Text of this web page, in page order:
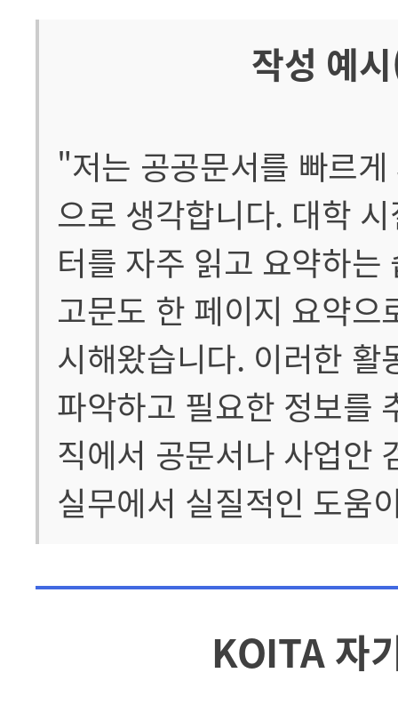
작성 예
"저는 공공문서를 빠르
으로 생각합니다. 대학
터를 자주 읽고 요약하
고문도 한 페이지 요약
시해왔습니다. 이러한
파악하고 필요한 정보를
직에서 공문서나 사업안
실무에서 실질적인 도움
KOITA 자